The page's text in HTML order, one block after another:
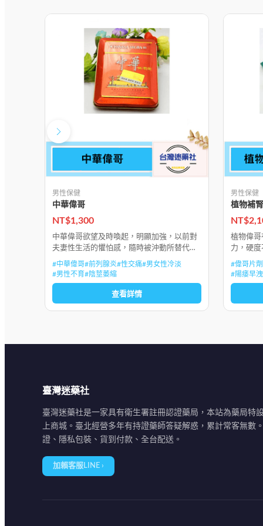
男性保健
中華偉哥
NT$1,300
中華偉哥欲望及時喚起，明顯加強，以前對
夫妻性生活的懼怕感，隨時被沖動所替代，
能多次射精並達到多次高潮，房事後能迅速
生長補充精子，不會因精歇而產生疲勞感和
影響腎功
#中華偉哥#前列腺炎#性交痛#男女性冷淡
#男性不育#陰莖萎縮
查看詳情
男性保健
植物補
NT$
植物偉哥
力，硬
不夠，
射精無
生，陰
#偉哥片劑
#陽痿早洩
臺灣迷藥社
臺灣迷藥社是一家具有衛生署註冊認證藥局，本站為藥局特
上商城。臺北經營多年有持證藥師答疑解惑，累計常客無數
證、隱私包裝、貨到付款、全台配送。
加賴客服LINE ›